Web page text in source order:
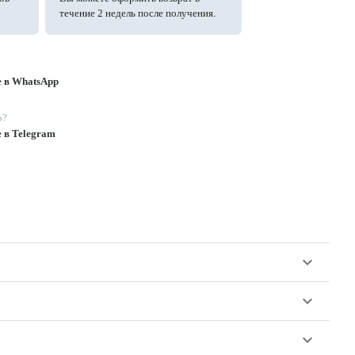
течение 2 недель после получения.
в WhatsApp
в Telegram
keyboard_arrow_down
keyboard_arrow_down
keyboard_arrow_down